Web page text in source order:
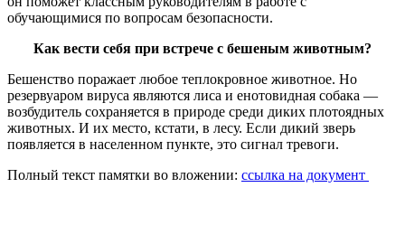
обучающимися по вопросам безопасности.
Как вести себя при встрече с бешеным животным?
Бешенство поражает любое теплокровное животное. Но
резервуаром вируса являются лиса и енотовидная собака —
возбудитель сохраняется в природе среди диких плотоядных
животных. И их место, кстати, в лесу. Если дикий зверь
появляется в населенном пункте, это сигнал тревоги.
Полный текст памятки во вложении: ссылка на документ